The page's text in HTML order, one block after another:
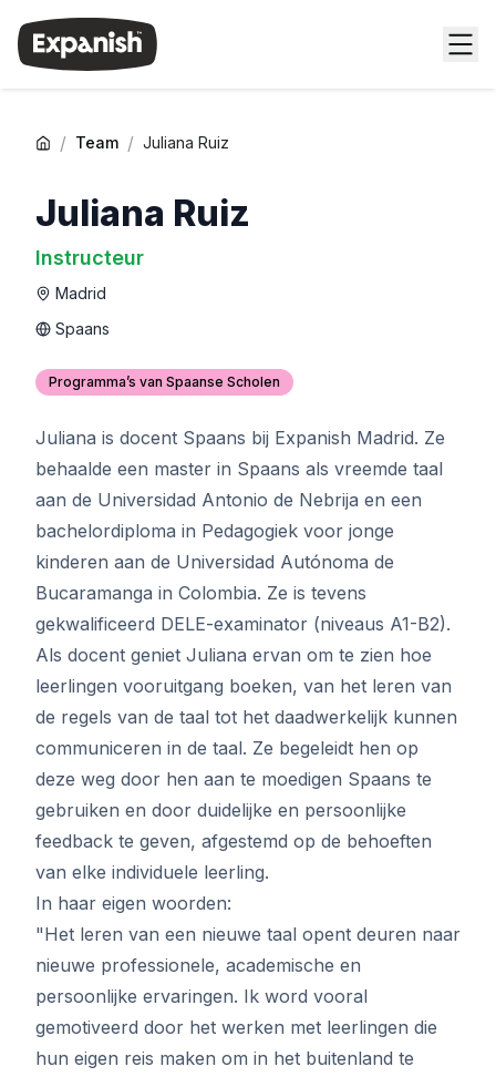
/ Team / Juliana Ruiz
Juliana Ruiz
Instructeur
Madrid
Spaans
Programma’s van Spaanse Scholen
Juliana is docent Spaans bij Expanish Madrid. Ze
behaalde een master in Spaans als vreemde taal
aan de Universidad Antonio de Nebrija en een
bachelordiploma in Pedagogiek voor jonge
kinderen aan de Universidad Autónoma de
Bucaramanga in Colombia. Ze is tevens
gekwalificeerd DELE-examinator (niveaus A1-B2).
Als docent geniet Juliana ervan om te zien hoe
leerlingen vooruitgang boeken, van het leren van
de regels van de taal tot het daadwerkelijk kunnen
communiceren in de taal. Ze begeleidt hen op
deze weg door hen aan te moedigen Spaans te
gebruiken en door duidelijke en persoonlijke
feedback te geven, afgestemd op de behoeften
van elke individuele leerling.
In haar eigen woorden:
"Het leren van een nieuwe taal opent deuren naar
nieuwe professionele, academische en
persoonlijke ervaringen. Ik word vooral
gemotiveerd door het werken met leerlingen die
hun eigen reis maken om in het buitenland te